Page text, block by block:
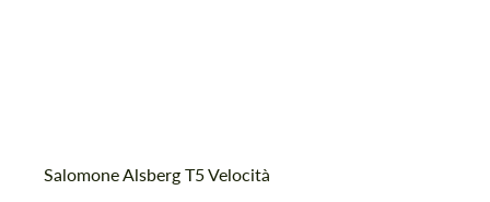
Salomone Alsberg T5 Velocità
CONTATTAMI